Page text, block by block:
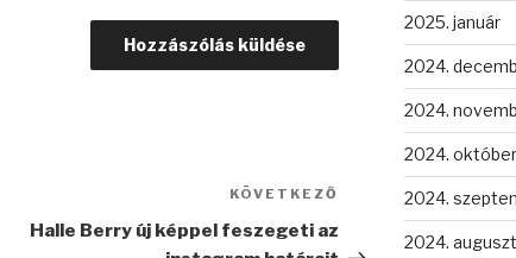
Következő
bejegyzés
KÖVETKEZŐ
Halle Berry új képpel feszegeti az
2025. január
2024.
2024.
2024. október
2024.
2024.